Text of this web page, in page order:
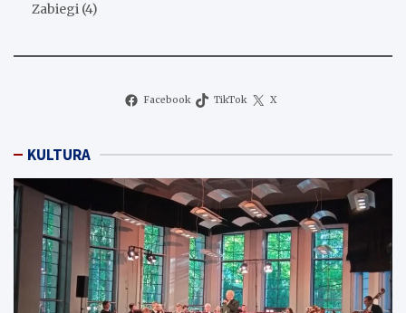
Zabiegi (4)
Facebook TikTok X
KULTURA